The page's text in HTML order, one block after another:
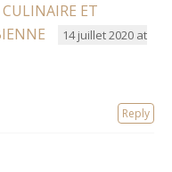
ET
14 juillet 2020 at
Reply